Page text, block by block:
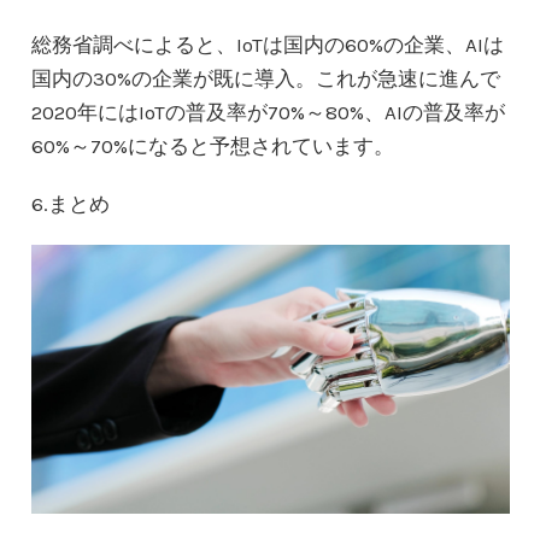
総務省調べによると、IoTは国内の60%の企業、AIは
国内の30%の企業が既に導入。これが急速に進んで
2020年にはIoTの普及率が70%～80%、AIの普及率が
60%～70%になると予想されています。
6.まとめ